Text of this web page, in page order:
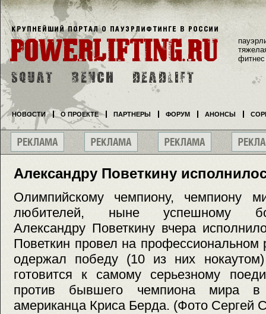
Александру Поветкину
Олимпийскому чемпиону, чемпиону
любителей, ныне успешному
Александру Поветкину вчера
Поветкин провел на профессиональном
одержал победу (10 из них
готовится к самому серьезному
против бывшего чемпиона мира в
американца Криса Берда. (Фото Сергей
фитнес
НОВОСТИ О ПРОЕКТЕ ПАРТНЕРЫ ФОРУМ АНОНСЫ